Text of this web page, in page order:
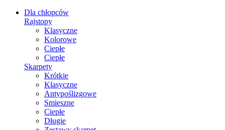
Dla chłopców
Rajstopy
Klasyczne
Kolorowe
Ciepłe
Ciepłe
Skarpety
Krótkie
Klasyczne
Antypoślizgowe
Smieszne
Ciepłe
Długie